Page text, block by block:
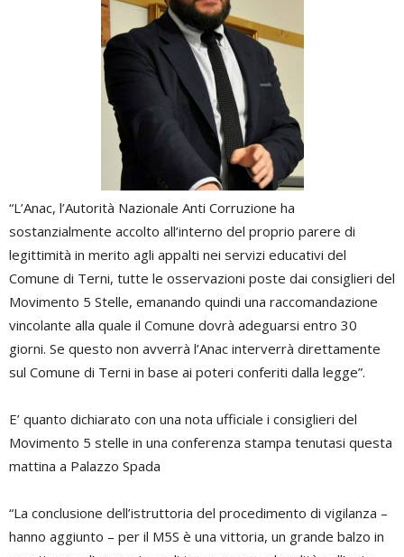
“L’Anac, l’Autorità Nazionale Anti Corruzione ha
sostanzialmente accolto all’interno del proprio parere di
legittimità in merito agli appalti nei servizi educativi del
Comune di Terni, tutte le osservazioni poste dai consiglieri del
Movimento 5 Stelle, emanando quindi una raccomandazione
vincolante alla quale il Comune dovrà adeguarsi entro 30
giorni. Se questo non avverrà l’Anac interverrà direttamente
sul Comune di Terni in base ai poteri conferiti dalla legge”.
E’ quanto dichiarato con una nota ufficiale i consiglieri del
Movimento 5 stelle in una conferenza stampa tenutasi questa
mattina a Palazzo Spada
“La conclusione dell’istruttoria del procedimento di vigilanza –
hanno aggiunto – per il M5S è una vittoria, un grande balzo in